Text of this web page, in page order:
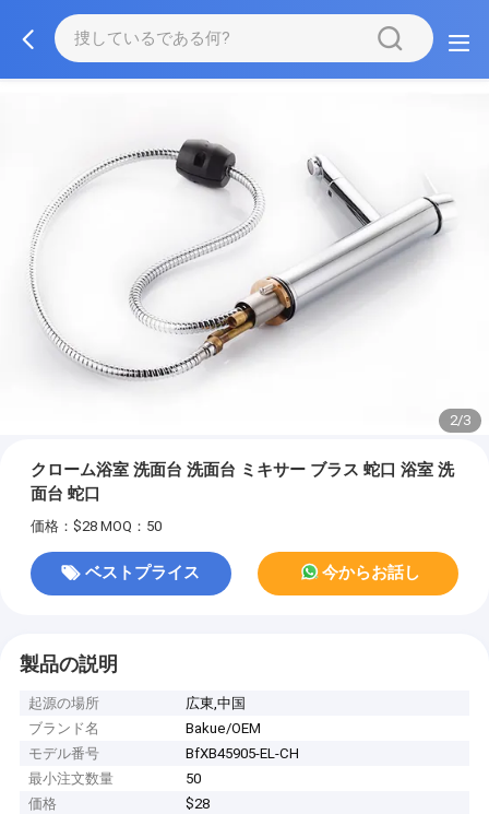
2/3
クローム浴室 洗面台 洗面台 ミキサー ブラス 蛇口 浴室 洗
面台 蛇口
価格：$28 MOQ：50
ベストプライス 今からお話し
製品の説明
起源の場所
広東,中国
ブランド名
Bakue/OEM
モデル番号
BfXB45905-EL-CH
最小注文数量
50
価格
$28